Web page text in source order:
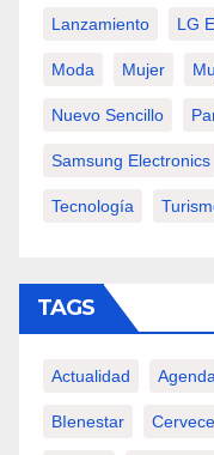
Lanzamiento LG
Moda Mujer
Nuevo Sencillo
Samsung Electronics
Tecnología
TAGS
Actualidad Agenda
BIenestar